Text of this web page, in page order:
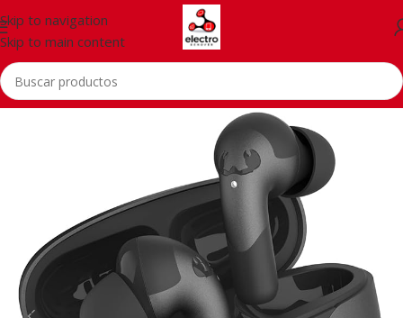
Skip to navigation
Skip to main content
Inicio/Telefonía/Auriculares